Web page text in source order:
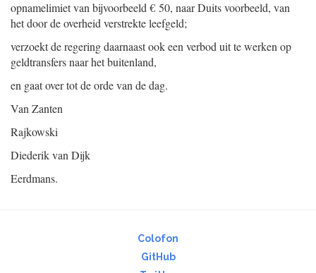
opnamelimiet van bijvoorbeeld € 50, naar Duits voorbeeld, van
het door de overheid verstrekte leefgeld;
verzoekt de regering daarnaast ook een verbod uit te werken op
geldtransfers naar het buitenland,
en gaat over tot de orde van de dag.
Van Zanten
Rajkowski
Diederik van Dijk
Eerdmans.
Colofon
GitHub